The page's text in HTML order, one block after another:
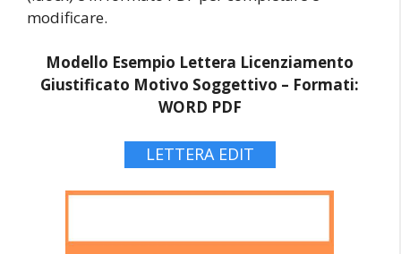
modificare.
Modello Esempio Lettera Licenziamento
Giustificato Motivo Soggettivo – Formati:
WORD PDF
LETTERA EDIT